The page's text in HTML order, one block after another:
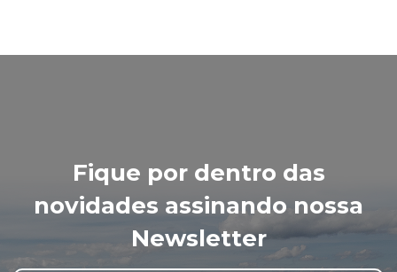
Fique por dentro das
novidades assinando nossa
Newsletter